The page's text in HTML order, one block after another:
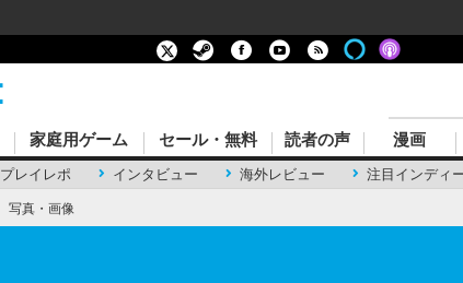
プレイレポ インタビュー 海外レビュー 注目インディ
家庭用ゲーム セール・無料 読者の声 漫画
写真・画像